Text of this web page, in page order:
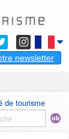
newsletter
de tourisme